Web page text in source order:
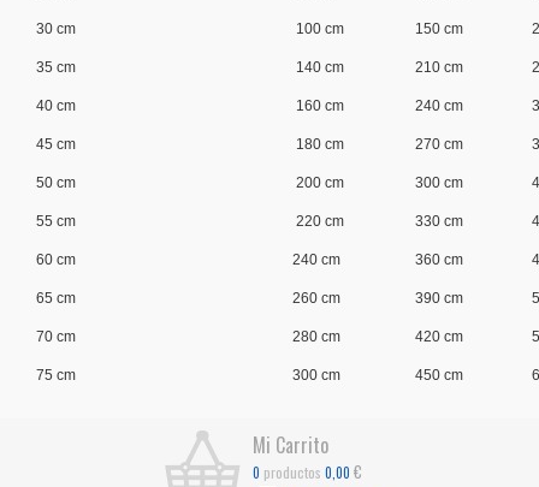
30 cm 100 cm 150 cm
35 cm 140 cm 210 cm
40 cm 160 cm 240 cm
45 cm 180 cm 270 cm
50 cm 200 cm 300 cm
55 cm 220 cm 330 cm
60 cm 240 cm 360 cm
65 cm 260 cm 390 cm
70 cm 280 cm 420 cm
75 cm 300 cm 450 cm
Mi Carrito
0 productos 0,00 €